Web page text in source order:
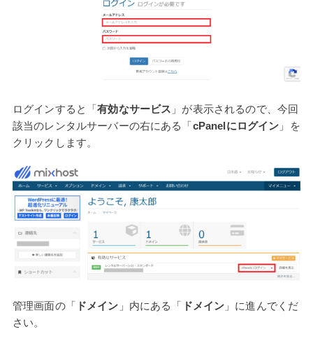
ログインすると「有効なサービス 」が表示されるので、今回
該当のレンタルサーバーの右にある「cPanelにログイン 」を
クリックします。
管理画面の「 ドメイン 」内にある「 ドメイン 」に進んでくだ
さい。